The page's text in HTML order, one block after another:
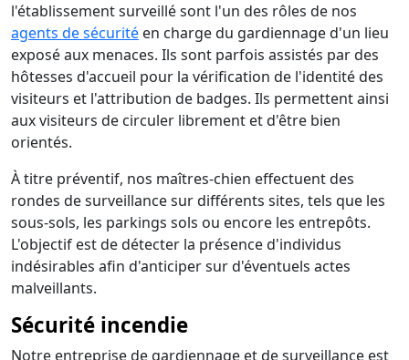
l'établissement surveillé sont l'un des rôles de nos
agents de sécurité en charge du gardiennage d'un lieu
exposé aux menaces. Ils sont parfois assistés par des
hôtesses d'accueil pour la vérification de l'identité des
visiteurs et l'attribution de badges. Ils permettent ainsi
aux visiteurs de circuler librement et d'être bien
orientés.
À titre préventif, nos maîtres-chien effectuent des
rondes de surveillance sur différents sites, tels que les
sous-sols, les parkings sols ou encore les entrepôts.
L'objectif est de détecter la présence d'individus
indésirables afin d'anticiper sur d'éventuels actes
malveillants.
Sécurité incendie
Notre entreprise de gardiennage et de surveillance est